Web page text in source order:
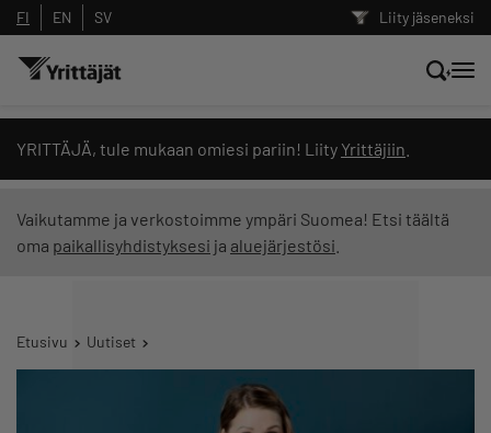
Liity jäseneksi
FI EN SV
YRITTÄJÄ, tule mukaan omiesi pariin! Liity Yrittäjiin
Vaikutamme ja verkostoimme ympäri Suomea! Etsi täältä
oma paikallisyhdistyksesi ja aluejärjestösi
Etusivu Uutiset
Hae sivustolta tai kysy suoraan
Yrittäjien tekoälyltä
Suodata hakutuloksia: näytä kaikki sisältö